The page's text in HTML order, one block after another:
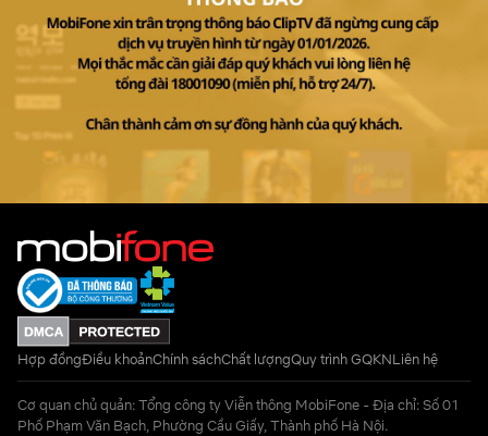
Hợp đồngĐiều khoảnChính sáchChất lượngQuy trình GQKNLiên hệ
Cơ quan chủ quản: Tổng công ty Viễn thông MobiFone - Địa chỉ: Số 01
Phố Phạm Văn Bạch, Phường Cầu Giấy, Thành phố Hà Nội.